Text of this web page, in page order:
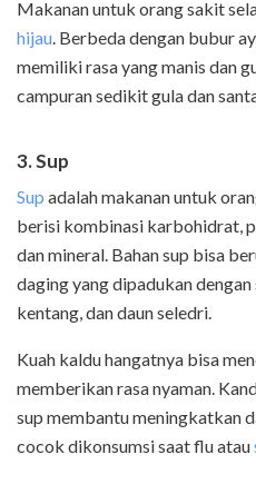
Makanan untuk orang sakit
hijau. Berbeda dengan bubur
memiliki rasa yang manis dan
campuran sedikit gula dan
3. Sup
Sup adalah makanan untuk
berisi kombinasi karbohidrat,
dan mineral. Bahan sup bisa
daging yang dipadukan
kentang, dan daun seledri.
Kuah kaldu hangatnya bisa
memberikan rasa nyaman.
sup membantu meningkatkan
cocok dikonsumsi saat flu atau